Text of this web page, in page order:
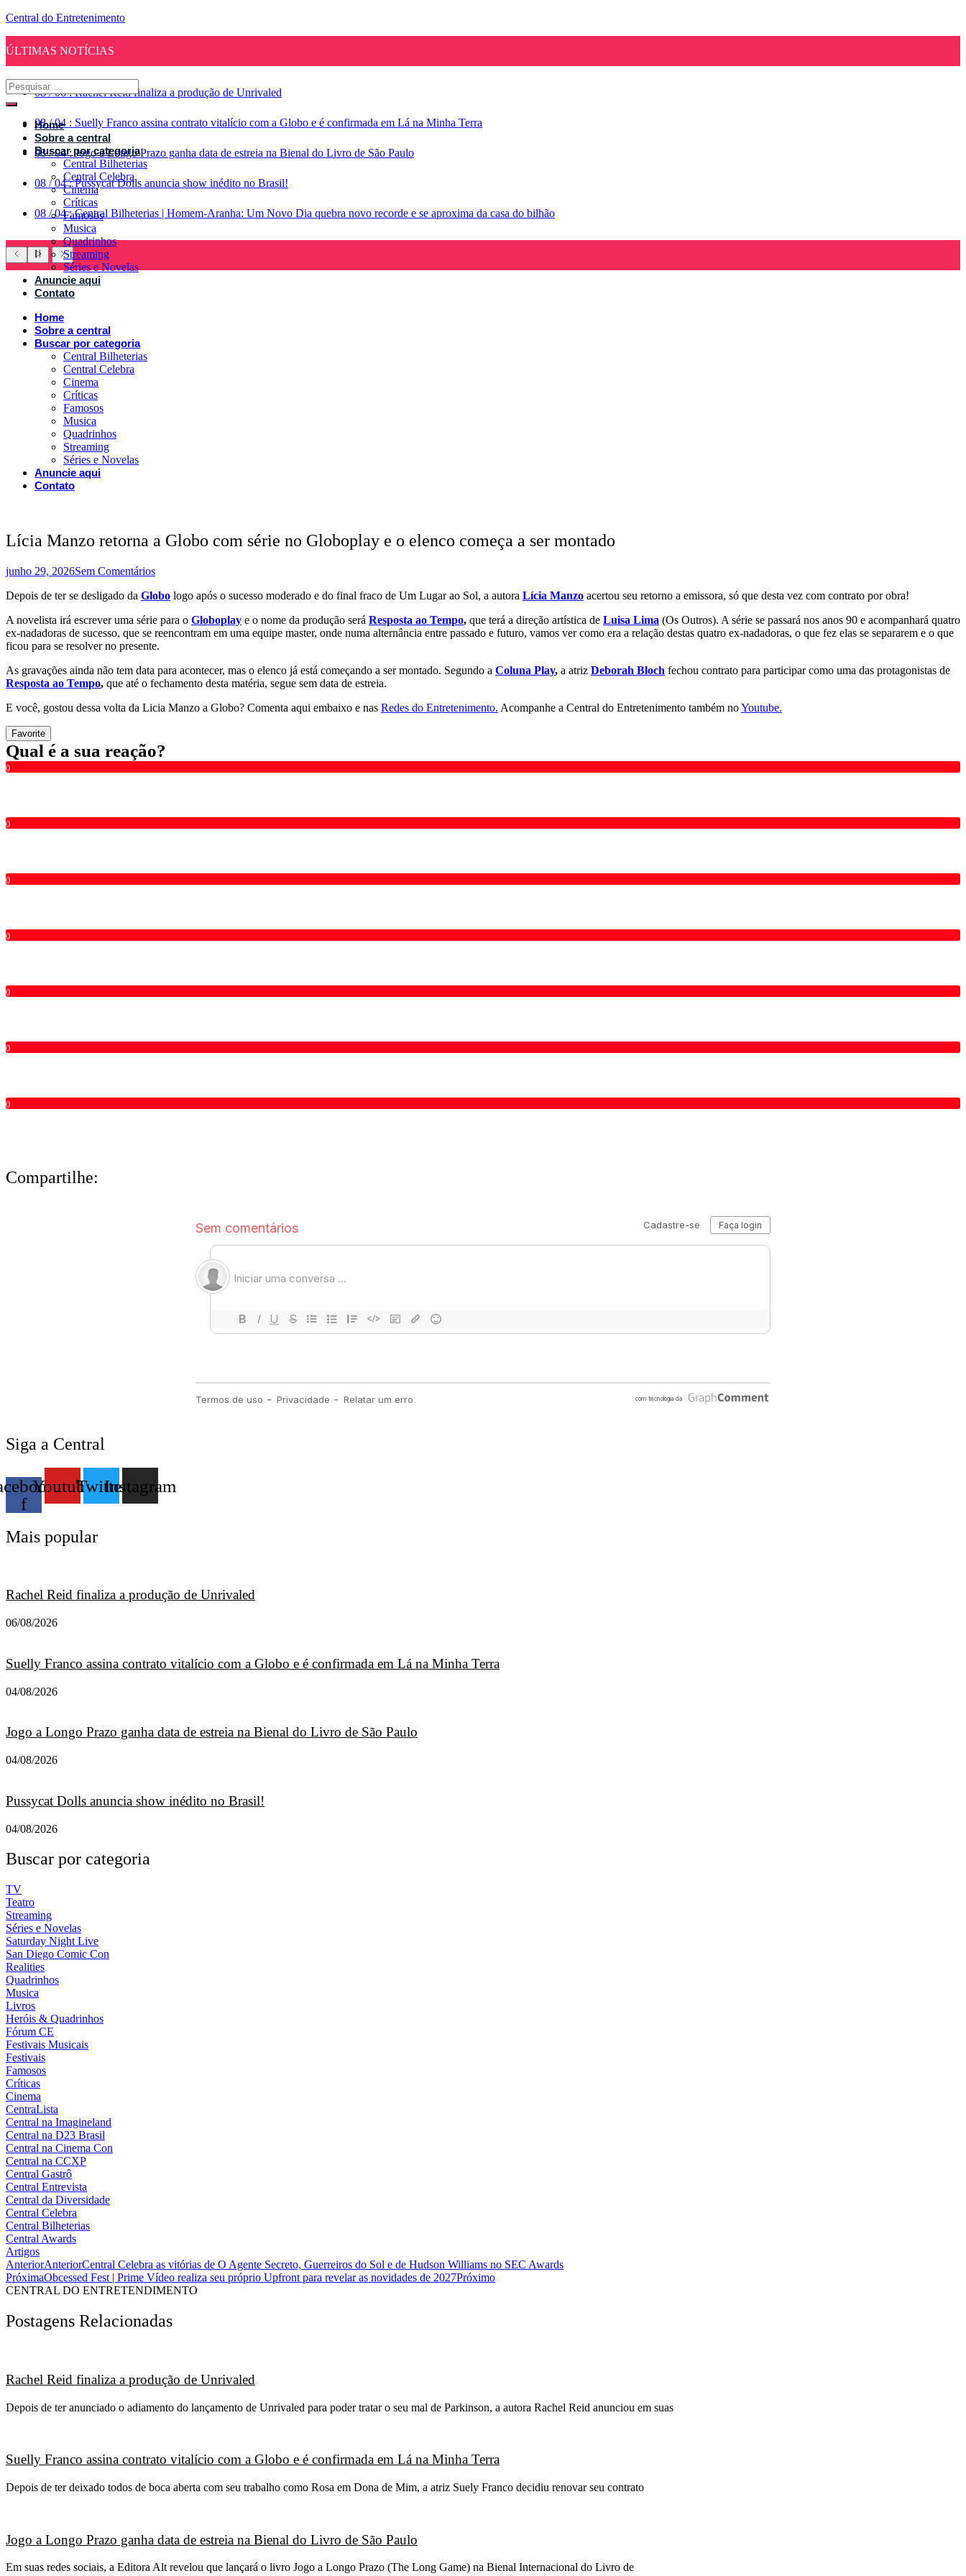
Central do Entretenimento
ÚLTIMAS NOTÍCIAS
08 / 06 : Rachel Reid finaliza a produção de Unrivaled
08 / 04 : Suelly Franco assina contrato vitalício com a Globo e é confirmada em Lá na Minha Terra
08 / 04 : Jogo a Longo Prazo ganha data de estreia na Bienal do Livro de São Paulo
08 / 04 : Pussycat Dolls anuncia show inédito no Brasil!
08 / 04 : Central Bilheterias | Homem-Aranha: Um Novo Dia quebra novo recorde e se aproxima da casa do bilhão
Home
Sobre a central
Buscar por categoria
Central Bilheterias
Central Celebra
Cinema
Críticas
Famosos
Musica
Quadrinhos
Streaming
Séries e Novelas
Anuncie aqui
Contato
Home
Sobre a central
Buscar por categoria
Central Bilheterias
Central Celebra
Cinema
Críticas
Famosos
Musica
Quadrinhos
Streaming
Séries e Novelas
Anuncie aqui
Contato
Lícia Manzo retorna a Globo com série no Globoplay e o elenco começa a ser montado
junho 29, 2026Sem Comentários
Depois de ter se desligado da Globo logo após o sucesso moderado e do final fraco de Um Lugar ao Sol, a autora Lícia Manzo acertou seu retorno a emissora, só que desta vez com contrato por obra!
A novelista irá escrever uma série para o Globoplay e o nome da produção será Resposta ao Tempo, que terá a direção artística de Luisa Lima (Os Outros). A série se passará nos anos 90 e acompanhará quatro
ex-nadadoras de sucesso, que se reencontram em uma equipe master, onde numa alternância entre passado e futuro, vamos ver como era a relação destas quatro ex-nadadoras, o que fez elas se separarem e o que
ficou para se resolver no presente.
As gravações ainda não tem data para acontecer, mas o elenco já está começando a ser montado. Segundo a Coluna Play, a atriz Deborah Bloch fechou contrato para participar como uma das protagonistas de
Resposta ao Tempo, que até o fechamento desta matéria, segue sem data de estreia.
E você, gostou dessa volta da Licia Manzo a Globo? Comenta aqui embaixo e nas Redes do Entretenimento. Acompanhe a Central do Entretenimento também noYoutube.
Favorite
Qual é a sua reação?
0
0
0
0
0
0
0
Compartilhe:
Siga a Central
f
YoutubeTwitterInstagram
Mais popular
Rachel Reid finaliza a produção de Unrivaled
06/08/2026
Suelly Franco assina contrato vitalício com a Globo e é confirmada em Lá na Minha Terra
04/08/2026
Jogo a Longo Prazo ganha data de estreia na Bienal do Livro de São Paulo
04/08/2026
Pussycat Dolls anuncia show inédito no Brasil!
04/08/2026
Buscar por categoria
TV
Teatro
Streaming
Séries e Novelas
Saturday Night Live
San Diego Comic Con
Realities
Quadrinhos
Musica
Livros
Heróis & Quadrinhos
Fórum CE
Festivais Musicais
Festivais
Famosos
Críticas
Cinema
CentraLista
Central na Imagineland
Central na D23 Brasil
Central na Cinema Con
Central na CCXP
Central Gastrô
Central Entrevista
Central da Diversidade
Central Celebra
Central Bilheterias
Central Awards
Artigos
AnteriorAnteriorCentral Celebra as vitórias de O Agente Secreto, Guerreiros do Sol e de Hudson Williams no SEC Awards
PróximaObcessed Fest | Prime Vídeo realiza seu próprio Upfront para revelar as novidades de 2027Próximo
CENTRAL DO ENTRETENDIMENTO
Postagens Relacionadas
Rachel Reid finaliza a produção de Unrivaled
Depois de ter anunciado o adiamento do lançamento de Unrivaled para poder tratar o seu mal de Parkinson, a autora Rachel Reid anunciou em suas
Suelly Franco assina contrato vitalício com a Globo e é confirmada em Lá na Minha Terra
Depois de ter deixado todos de boca aberta com seu trabalho como Rosa em Dona de Mim, a atriz Suely Franco decidiu renovar seu contrato
Jogo a Longo Prazo ganha data de estreia na Bienal do Livro de São Paulo
Em suas redes sociais, a Editora Alt revelou que lançará o livro Jogo a Longo Prazo (The Long Game) na Bienal Internacional do Livro de